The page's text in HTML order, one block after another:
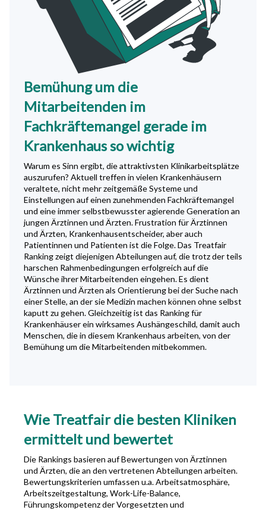
Bemühung um die
Mitarbeitenden im
Fachkräftemangel gerade im
Krankenhaus so wichtig
Warum es Sinn ergibt, die attraktivsten Klinikarbeitsplätze
auszurufen? Aktuell treffen in vielen Krankenhäusern
veraltete, nicht mehr zeitgemäße Systeme und
Einstellungen auf einen zunehmenden Fachkräftemangel
und eine immer selbstbewusster agierende Generation an
jungen Ärztinnen und Ärzten. Frustration für Ärztinnen
und Ärzten, Krankenhausentscheider, aber auch
Patientinnen und Patienten ist die Folge. Das Treatfair
Ranking zeigt diejenigen Abteilungen auf, die trotz der teils
harschen Rahmenbedingungen erfolgreich auf die
Wünsche ihrer Mitarbeitenden eingehen. Es dient
Ärztinnen und Ärzten als Orientierung bei der Suche nach
einer Stelle, an der sie Medizin machen können ohne selbst
kaputt zu gehen. Gleichzeitig ist das Ranking für
Krankenhäuser ein wirksames Aushängeschild, damit auch
Menschen, die in diesem Krankenhaus arbeiten, von der
Bemühung um die Mitarbeitenden mitbekommen.
Wie Treatfair die besten Kliniken
ermittelt und bewertet
Die Rankings basieren auf Bewertungen von Ärztinnen
und Ärzten, die an den vertretenen Abteilungen arbeiten.
Bewertungskriterien umfassen u.a. Arbeitsatmosphäre,
Arbeitszeitgestaltung, Work-Life-Balance,
Führungskompetenz der Vorgesetzten und